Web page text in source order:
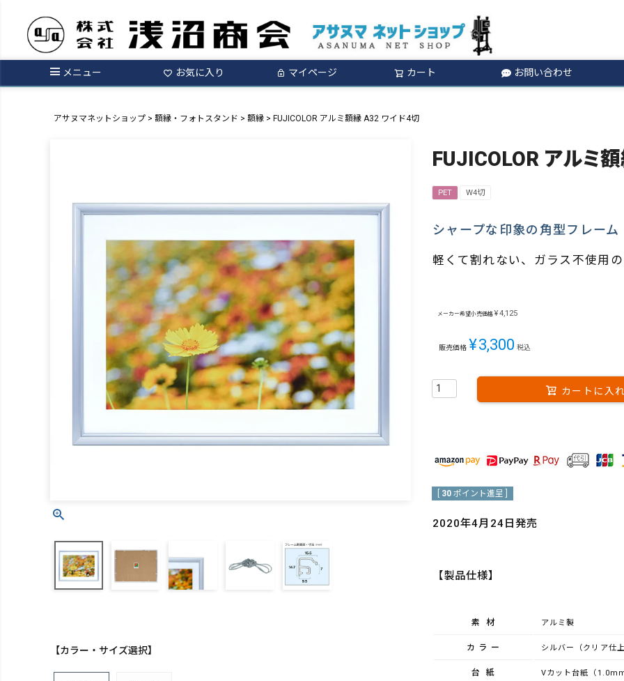
メニュー お気に入り マイページ カート お問い合わせ
検索
アサヌマネットショップ 額縁・フォトスタンド 額縁 FUJICOLOR アルミ額縁 A32 ワイド4切
【カラー・サイズ選択】
FUJICOLOR アルミ
PET W4切
シャープな印象の角型フレーム
軽くて割れない、ガラス不使用の
メーカー希望小売価格 ¥4,125
販売価格 ¥3,300 税込
カートに入
30 ポイント進呈 ]
2020年4月24日発売
【製品仕様】
素材 アルミ製
カラー シルバー（クリア仕上
台紙 Vカット台紙（1.0mm